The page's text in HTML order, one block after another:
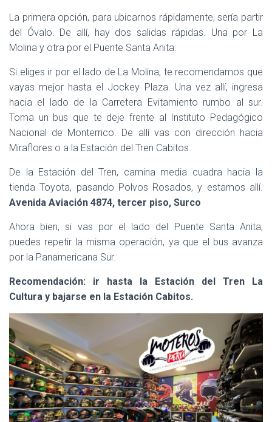
La primera opción, para ubicarnos rápidamente, sería partir
del Óvalo. De allí, hay dos salidas rápidas. Una por La
Molina y otra por el Puente Santa Anita.
Si eliges ir por el lado de La Molina, te recomendamos que
vayas mejor hasta el Jockey Plaza. Una vez allí, ingresa
hacia el lado de la Carretera Evitamiento rumbo al sur.
Toma un bus que te deje frente al Instituto Pedagógico
Nacional de Monterrico. De allí vas con dirección hacia
Miraflores o a la Estación del Tren Cabitos.
De la Estación del Tren, camina media cuadra hacia la
tienda Toyota, pasando Polvos Rosados, y estamos allí.
Avenida Aviación 4874, tercer piso, Surco
Ahora bien, si vas por el lado del Puente Santa Anita,
puedes repetir la misma operación, ya que el bus avanza
por la Panamericana Sur.
Recomendación: ir hasta la Estación del Tren La
Cultura y bajarse en la Estación Cabitos.